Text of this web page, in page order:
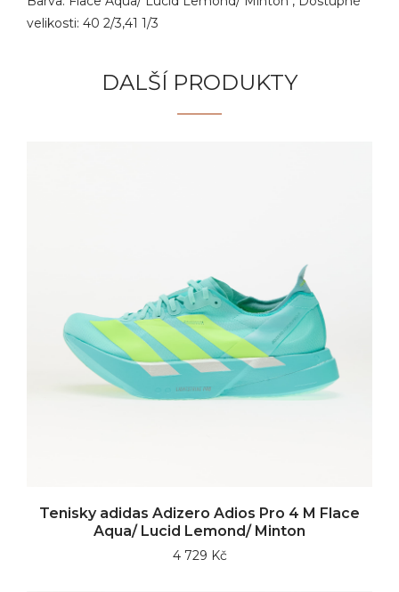
velikosti: 40 2/3,41 1/3
DALŠÍ PRODUKTY
Tenisky adidas Adizero Adios Pro 4 M Flace
Aqua/ Lucid Lemond/ Minton
4 729 Kč